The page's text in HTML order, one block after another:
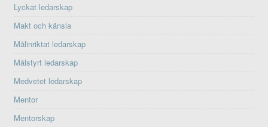
Lyckat ledarskap
Makt och känsla
Målinriktat ledarskap
Målstyrt ledarskap
Medvetet ledarskap
Mentor
Mentorskap